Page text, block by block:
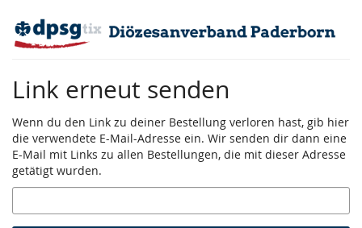
Haupt-
Inhalt
Link erneut senden
Wenn du den Link zu deiner Bestellung verloren hast, gib hier
die verwendete E-Mail-Adresse ein. Wir senden dir dann eine
E-Mail mit Links zu allen Bestellungen, die mit dieser Adresse
getätigt wurden.
E-
Mail